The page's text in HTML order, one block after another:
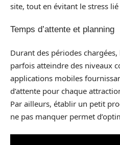
site, tout en évitant le stress
Temps d’attente et planning
Durant des périodes
parfois atteindre des niveaux
applications mobiles
d’attente pour chaque
Par ailleurs, établir un petit
ne pas manquer permet